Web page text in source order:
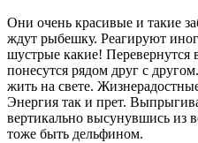
Они очень красивые и такие
ждут рыбешку. Реагируют
шустрые какие! Перевернутся
понесутся рядом друг с
жить на свете.
Энергия так и прет.
вертикально высунувшись из
тоже быть дельфином.